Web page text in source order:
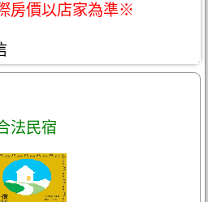
房價以店家為準※
法民宿